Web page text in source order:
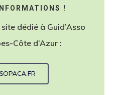
!
dédié à Guid’Asso
Côte d’Azur :